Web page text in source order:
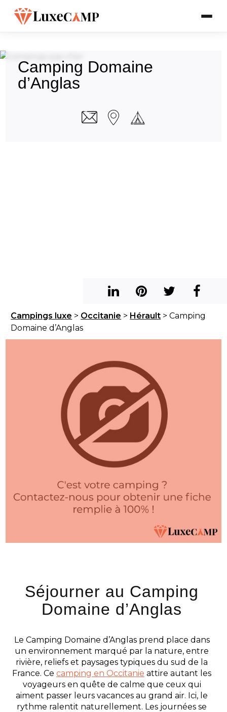
Camping Domaine
d’Anglas
Campings luxe > Occitanie > Hérault > Camping
Domaine d’Anglas
Séjourner au Camping
Domaine d’Anglas
Le Camping Domaine d’Anglas prend place dans
un environnement marqué par la nature, entre
rivière, reliefs et paysages typiques du sud de la
France. Ce camping en Occitanie attire autant les
voyageurs en quête de calme que ceux qui
aiment passer leurs vacances au grand air. Ici, le
rythme ralentit naturellement. Les journées se